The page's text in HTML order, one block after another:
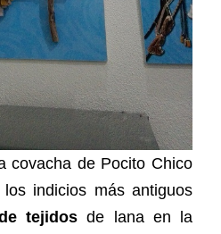
covacha de Pocito Chico
indicios más antiguos
tejidosde lana en la